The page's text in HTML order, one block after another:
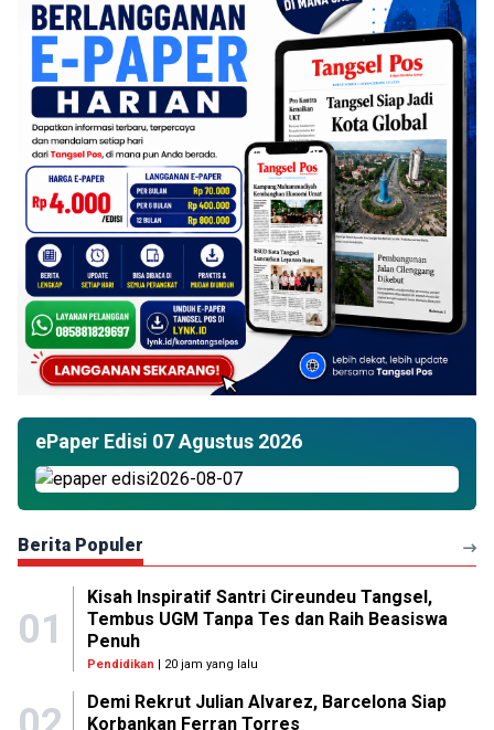
ePaper Edisi 07 Agustus 2026
Berita Populer
01
Kisah Inspiratif Santri Cireundeu Tangsel,
Tembus UGM Tanpa Tes dan Raih Beasiswa
Penuh
Pendidikan | 20 jam yang lalu
Demi Rekrut Julian Alvarez, Barcelona Siap
Korbankan Ferran Torres